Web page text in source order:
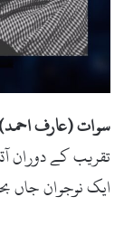
سوات (عارف احمد)
تقریب کے دوران
ایک نوجوان جاں